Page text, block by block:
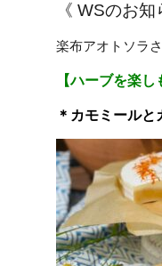
《 WSのお
楽布アオトソラ
【ハーブを楽
＊カモミール